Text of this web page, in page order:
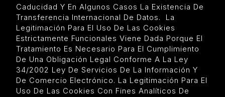
Caducidad Y En Algunos Casos La Existencia De
Transferencia Internacional De Datos. La
Legitimación Para El Uso De Las Cookies
Estrictamente Funcionales Viene Dada Porque El
Tratamiento Es Necesario Para El Cumplimiento
De Una Obligación Legal Conforme A La Ley
34/2002 Ley De Servicios De La Información Y
De Comercio Electrónico. La Legitimación Para El
Uso De Las Cookies Con Fines Analíticos De